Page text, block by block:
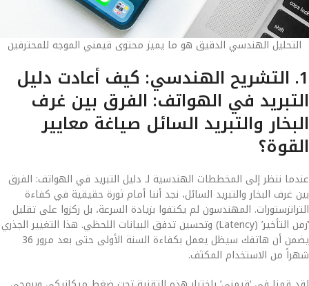
التحليل الهندسي الدقيق هو ما يميز محتوى قيمني الموجه للمحترفين
1. التشريح الهندسي: كيف أعادت دليل
التبريد في الهواتف: الفرق بين غرف
البخار والتبريد السائل صياغة معايير
القوة؟
عندما ننظر إلى المخططات الهندسية لـ دليل التبريد في الهواتف: الفرق
بين غرف البخار والتبريد السائل، نجد أننا أمام ثورة حقيقية في كفاءة
الترانزستورات. المهندسون لم يكتفوا بزيادة السرعة، بل ركزوا على تقليل
‘زمن التأخير’ (Latency) وتحسين تدفق البيانات اللحظي. هذا التغيير الجذري
يضمن أن هاتفك سيظل يعمل بكفاءة السنة الأولى حتى بعد مرور 36
شهراً من الاستخدام المكثف.